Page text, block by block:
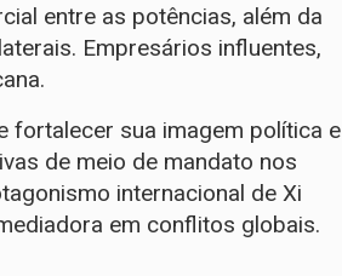
entre as potências, além da
Empresários influentes,
fortalecer sua imagem política e
de meio de mandato nos
internacional de Xi
em conflitos globais.